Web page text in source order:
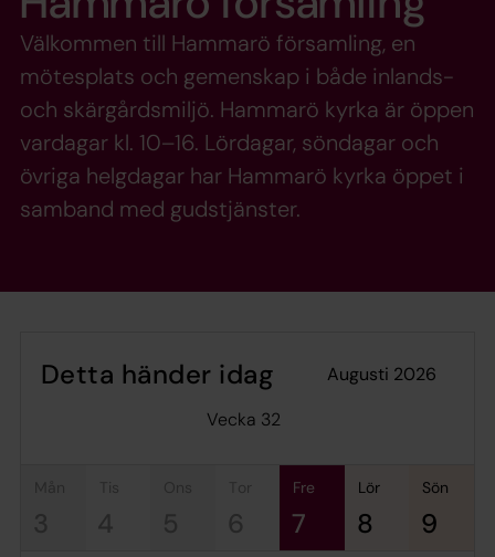
Välkommen till Hammarö församling, en
mötesplats och gemenskap i både inlands-
och skärgårdsmiljö. Hammarö kyrka är öppen
vardagar kl. 10–16. Lördagar, söndagar och
övriga helgdagar har Hammarö kyrka öppet i
samband med gudstjänster.
Detta händer idag
augusti 2026
Vecka 32
tis
4
tor
6
fre
7
lör
8
sön
9